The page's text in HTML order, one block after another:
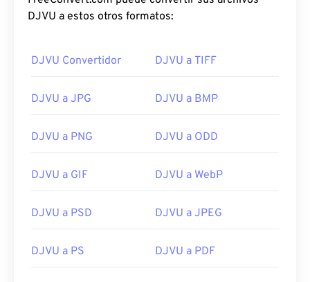
DJVU a estos otros formatos:
DJVU Convertidor DJVU a TIFF
DJVU a JPG DJVU a BMP
DJVU a PNG DJVU a ODD
DJVU a GIF DJVU a WebP
DJVU a PSD DJVU a JPEG
DJVU a PS DJVU a PDF